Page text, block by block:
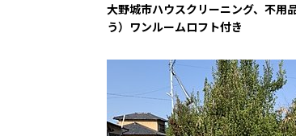
大野城市ハウスクリーニング、不用
う）ワンルームロフト付き